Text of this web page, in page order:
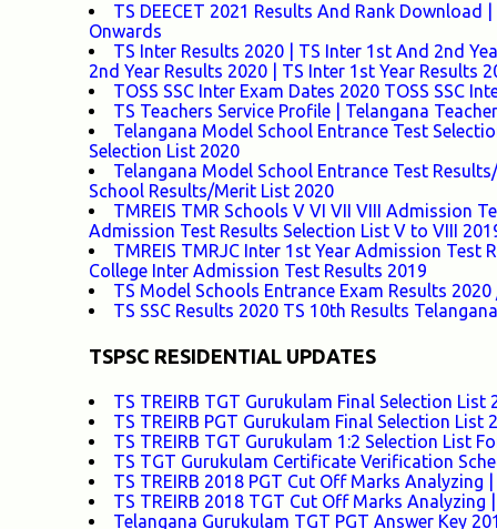
TS DEECET 2021 Results And Rank Download
Onwards
TS Inter Results 2020 | TS Inter 1st And 2nd
2nd Year Results 2020 | TS Inter 1st Year Results
TOSS SSC Inter Exam Dates 2020 TOSS SSC
TS Teachers Service Profile | Telangana
Telangana Model School Entrance Test
Selection List 2020
Telangana Model School Entrance Test
School Results/Merit List 2020
TMREIS TMR Schools V VI VII VIII Admission
Admission Test Results Selection List V to VIII
TMREIS TMRJC Inter 1st Year Admission
College Inter Admission Test Results 2019
TS Model Schools Entrance Exam Results
TS SSC Results 2020 TS 10th Results
TSPSC RESIDENTIAL UPDATES
TS TREIRB TGT Gurukulam Final Selection
TS TREIRB PGT Gurukulam Final Selection
TS TREIRB TGT Gurukulam 1:2 Selection List
TS TGT Gurukulam Certificate Verification
TS TREIRB 2018 PGT Cut Off Marks
TS TREIRB 2018 TGT Cut Off Marks
Telangana Gurukulam TGT PGT Answer Key